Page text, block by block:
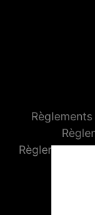
Règlements